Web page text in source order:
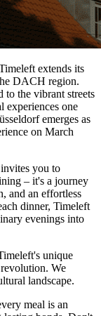
extends its
DACH region.
to the vibrant streets
experiences one
emerges as
on March
you to
– it's a journey
and an effortless
dinner, Timeleft
evenings into
unique
We
landscape.
meal is an